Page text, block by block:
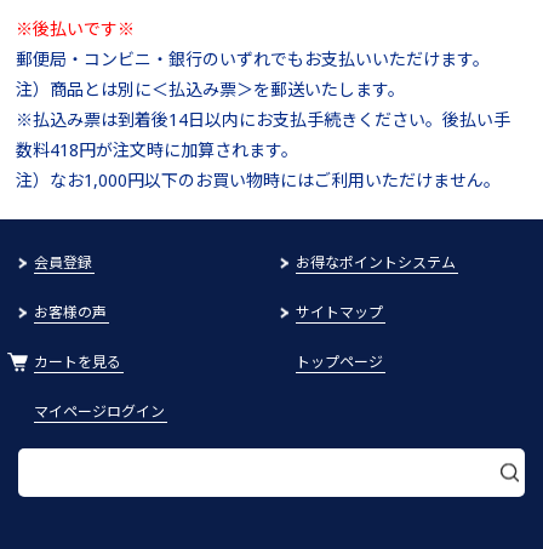
※後払いです※
郵便局・コンビニ・銀行のいずれでもお支払いいただけます。
注）商品とは別に＜払込み票＞を郵送いたします。
※払込み票は到着後14日以内にお支払手続きください。後払い手
数料418円が注文時に加算されます。
注）なお1,000円以下のお買い物時にはご利用いただけません。
会員登録 お得なポイントシステム
お客様の声 サイトマップ
カートを見る トップページ
マイページログイン